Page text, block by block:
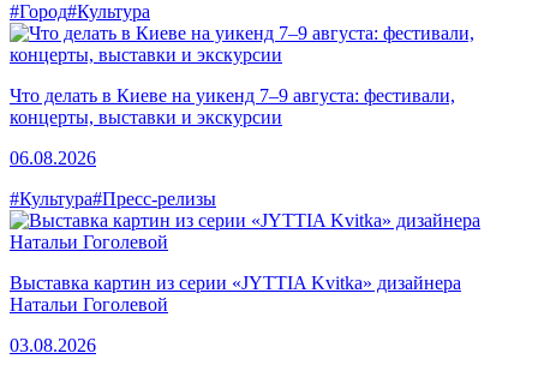
#Город#Культура
Что делать в Киеве на уикенд 7–9 августа: фестивали,
концерты, выставки и экскурсии
06.08.2026
#Культура#Пресс-релизы
Выставка картин из серии «JYTTIA Kvitka» дизайнера
Натальи Гоголевой
03.08.2026